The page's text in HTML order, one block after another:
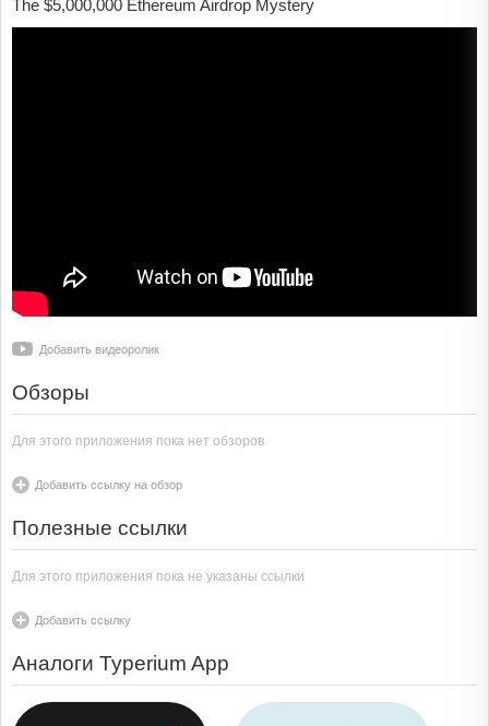
The $5,000,000 Ethereum Airdrop Mystery
Добавить видеоролик
Обзоры
Для этого приложения пока нет обзоров
Добавить ссылку на обзор
Полезные ссылки
Для этого приложения пока не указаны ссылки
Добавить ссылку
Аналоги Typerium App